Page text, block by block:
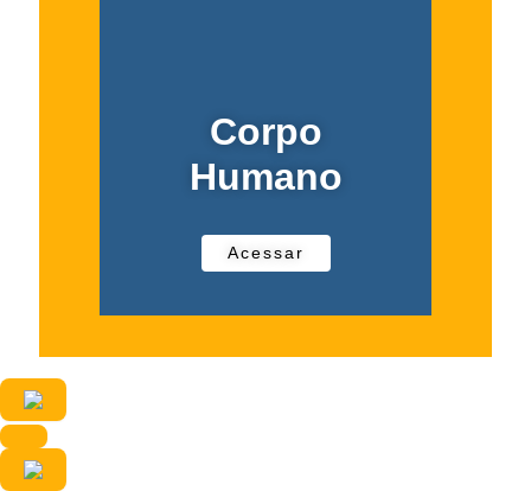
Corpo
Humano
Acessar